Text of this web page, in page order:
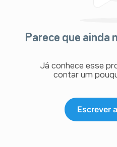
Parece que ainda
Já conhece esse
contar um
Escrever